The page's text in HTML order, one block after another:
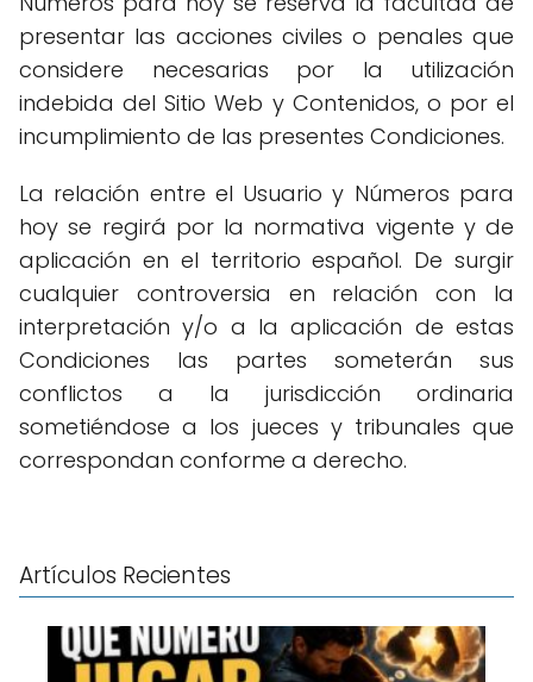
presentar las acciones civiles o penales que
considere necesarias por la utilización
indebida del Sitio Web y Contenidos, o por el
incumplimiento de las presentes Condiciones.
La relación entre el Usuario y Números para
hoy se regirá por la normativa vigente y de
aplicación en el territorio español. De surgir
cualquier controversia en relación con la
interpretación y/o a la aplicación de estas
Condiciones las partes someterán sus
conflictos a la jurisdicción ordinaria
sometiéndose a los jueces y tribunales que
correspondan conforme a derecho.
Artículos Recientes